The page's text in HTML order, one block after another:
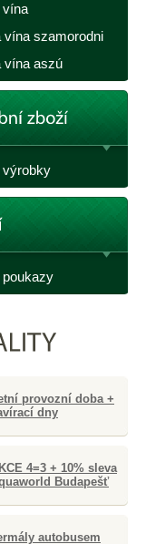
vína
vína szamorodni
vína aszú
výrobky
provozní doba +
dny
4=3 + 10% sleva
Budapešť
autobusem